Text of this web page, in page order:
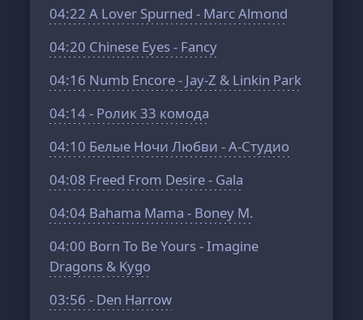
04:22 A Lover Spurned - Marc Almond
04:20 Chinese Eyes - Fancy
04:16 Numb Encore - Jay-Z & Linkin Park
04:14- Ролик 33 комода
04:10 Белые Ночи Любви - А-Студио
04:08 Freed From Desire - Gala
04:04 Bahama Mama - Boney M.
04:00 Born To Be Yours - Imagine
Dragons & Kygo
03:56 - Den Harrow